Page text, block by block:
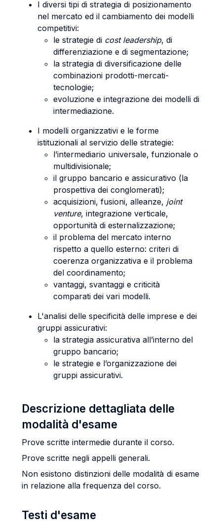
I diversi tipi di strategia di posizionamento
nel mercato ed il cambiamento dei modelli
competitivi:
le strategie di cost leadership, di
differenziazione e di segmentazione;
la strategia di diversificazione delle
combinazioni prodotti-mercati-
tecnologie;
evoluzione e integrazione dei modelli di
intermediazione.
I modelli organizzativi e le forme
istituzionali al servizio delle strategie:
l’intermediario universale, funzionale o
multidivisionale;
il gruppo bancario e assicurativo (la
prospettiva dei conglomerati);
acquisizioni, fusioni, alleanze, joint
venture, integrazione verticale,
opportunità di esternalizzazione;
il problema del mercato interno
rispetto a quello esterno: criteri di
coerenza organizzativa e il problema
del coordinamento;
vantaggi, svantaggi e criticità
comparati dei vari modelli.
L'analisi delle specificità delle imprese e dei
gruppi assicurativi:
la strategia assicurativa all’interno del
gruppo bancario;
le strategie e l’organizzazione dei
gruppi assicurativi.
Descrizione dettagliata delle
modalità d'esame
Prove scritte intermedie durante il corso.
Prove scritte negli appelli generali.
Non esistono distinzioni delle modalità di esame
in relazione alla frequenza del corso.
Testi d'esame